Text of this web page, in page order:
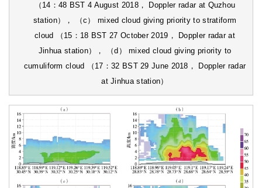
（14：48 BST 4 August 2018， Doppler radar at Quzhou
station）， （c） mixed cloud giving priority to stratiform
cloud （15：18 BST 27 October 2019， Doppler radar at
Jinhua station）， （d） mixed cloud giving priority to
cumuliform cloud （17：32 BST 29 June 2018， Doppler radar
at Jinhua station）